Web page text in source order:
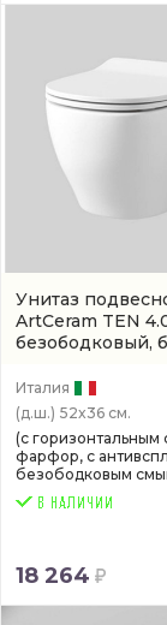
Унитаз
ArtCeram TEN
безободковый,
Италия
(д.ш.) 52x36 см.
(с горизонтальным
фарфор, с
безободковым
18 264